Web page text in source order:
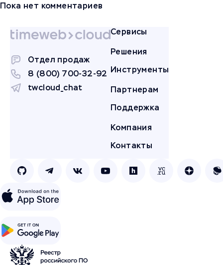
Пока нет комментариев
Отдел продаж
8 (800) 700-32-92
twcloud_chat
Сервисы
Решения
Инструменты
Партнерам
Поддержка
Компания
Контакты